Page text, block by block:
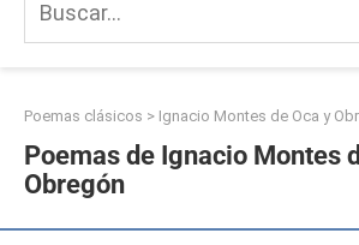
Poemas clásicos > Ignacio Montes de Oca y
Poemas de Ignacio Montes
Obregón